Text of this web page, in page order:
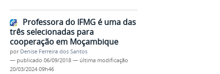
Professora do IFMG é uma das
três selecionadas para
cooperação em Moçambique
por Denise Ferreira dos Santos
— publicado 06/09/2018 — última modificação
20/03/2024 09h46